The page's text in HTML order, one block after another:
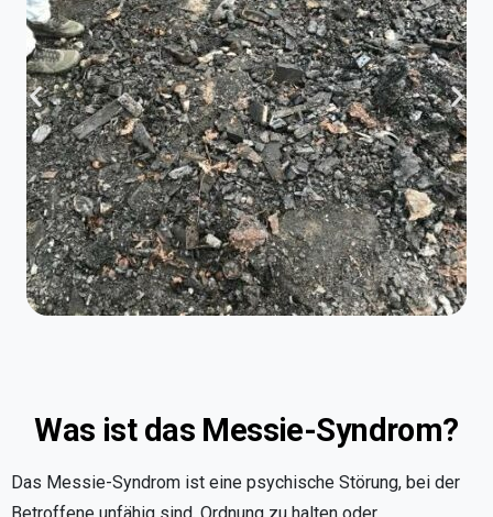
Was ist das Messie-Syndrom?
Das Messie-Syndrom ist eine psychische Störung, bei der